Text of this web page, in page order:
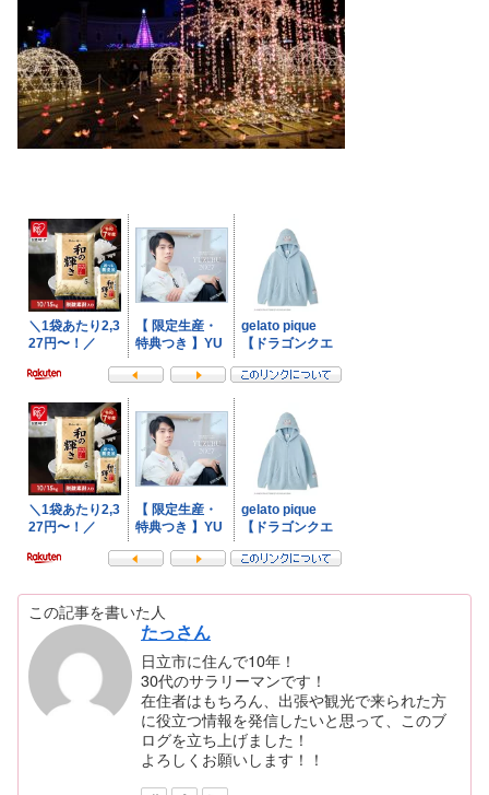
この記事を書いた人
たっさん
日立市に住んで10年！
30代のサラリーマンです！
在住者はもちろん、出張や観光で来られた方
に役立つ情報を発信したいと思って、このブ
ログを立ち上げました！
よろしくお願いします！！